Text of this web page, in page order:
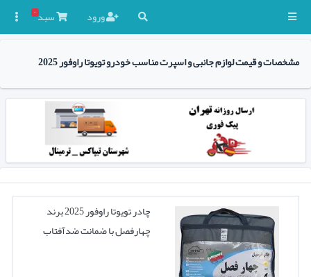
ورود سبد۰
مشخصات و قیمت لوازم جانبی و اسپرت مناسب خودرو تویوتا راوفور 2025
چادر تویوتا راوفور 2025 برند
چهارفصل با ضمانت ضدآفتاب